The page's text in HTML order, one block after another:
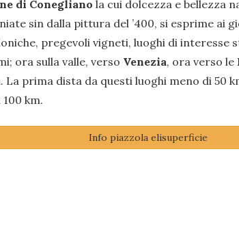
di Conegliano la cui dolcezza e bellezza
sin dalla pittura del ’400, si esprime ai
pregevoli vigneti, luoghi di interesse
ora sulla valle, verso Venezia, ora verso le
. La prima dista da questi luoghi meno di 50
km.
Info piazzola elisuperficie